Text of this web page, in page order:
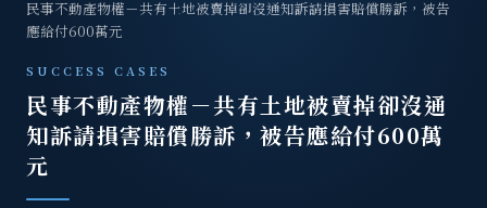
民事不動產物權－共有土地被賣掉卻沒通知訴請損害賠償勝訴，被告
應給付600萬元
SUCCESS CASES
民事不動產物權－共有土地被賣掉卻沒通
知訴請損害賠償勝訴，被告應給付600萬
元